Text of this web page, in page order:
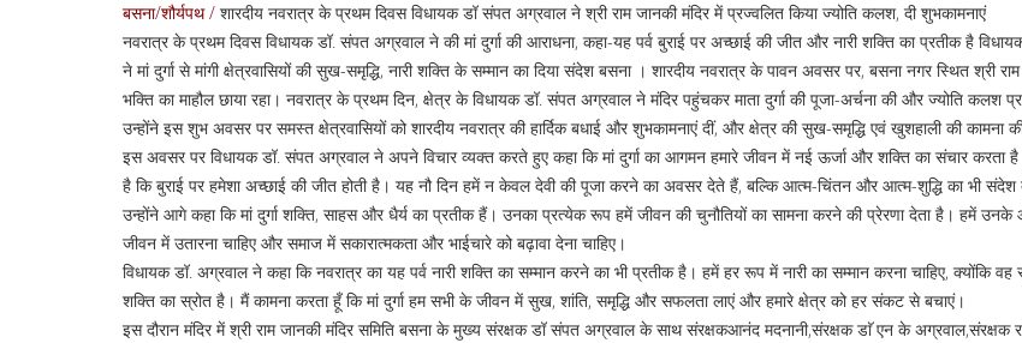
बसना/शौर्यपथ / शारदीय नवरात्र के प्रथम दिवस विधायक डॉ संपत अग्रवाल ने श्री राम जानकी मंदिर में प्रज्वलित किया ज्योति कलश, दी शुभकामनाएं
नवरात्र के प्रथम दिवस विधायक डॉ. संपत अग्रवाल ने की मां दुर्गा की आराधना, कहा-यह पर्व बुराई पर अच्छाई की जीत और नारी शक्ति का प्रतीक है
ने मां दुर्गा से मांगी क्षेत्रवासियों की सुख-समृद्धि, नारी शक्ति के सम्मान का दिया संदेश बसना । शारदीय नवरात्र के पावन अवसर पर, बसना नगर स्थित श्री
भक्ति का माहौल छाया रहा। नवरात्र के प्रथम दिन, क्षेत्र के विधायक डॉ. संपत अग्रवाल ने मंदिर पहुंचकर माता दुर्गा की पूजा-अर्चना की और ज्योति कलश
उन्होंने इस शुभ अवसर पर समस्त क्षेत्रवासियों को शारदीय नवरात्र की हार्दिक बधाई और शुभकामनाएं दीं, और क्षेत्र की सुख-समृद्धि एवं खुशहाली की कामना
इस अवसर पर विधायक डॉ. संपत अग्रवाल ने अपने विचार व्यक्त करते हुए कहा कि मां दुर्गा का आगमन हमारे जीवन में नई ऊर्जा और शक्ति का संचार करता
है कि बुराई पर हमेशा अच्छाई की जीत होती है। यह नौ दिन हमें न केवल देवी की पूजा करने का अवसर देते हैं, बल्कि आत्म-चिंतन और आत्म-शुद्धि का भी
उन्होंने आगे कहा कि मां दुर्गा शक्ति, साहस और धैर्य का प्रतीक हैं। उनका प्रत्येक रूप हमें जीवन की चुनौतियों का सामना करने की प्रेरणा देता है। हमें उनके
जीवन में उतारना चाहिए और समाज में सकारात्मकता और भाईचारे को बढ़ावा देना चाहिए।
विधायक डॉ. अग्रवाल ने कहा कि नवरात्र का यह पर्व नारी शक्ति का सम्मान करने का भी प्रतीक है। हमें हर रूप में नारी का सम्मान करना चाहिए, क्योंकि
शक्ति का स्रोत है। मैं कामना करता हूँ कि मां दुर्गा हम सभी के जीवन में सुख, शांति, समृद्धि और सफलता लाएं और हमारे क्षेत्र को हर संकट से बचाएं।
इस दौरान मंदिर में श्री राम जानकी मंदिर समिति बसना के मुख्य संरक्षक डॉ संपत अग्रवाल के साथ संरक्षकआनंद मदनानी,संरक्षक डाॅ एन के अग्रवाल,संरक्षक